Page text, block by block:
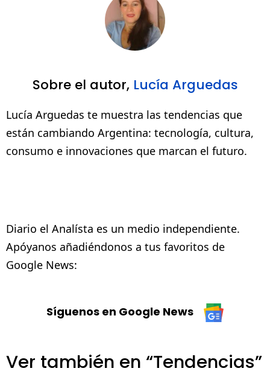
Sobre el autor, Lucía Arguedas
Lucía Arguedas te muestra las tendencias que
están cambiando Argentina: tecnología, cultura,
consumo e innovaciones que marcan el futuro.
Diario el Analísta es un medio independiente.
Apóyanos añadiéndonos a tus favoritos de
Google News:
Síguenos en Google News
Ver también en “Tendencias”